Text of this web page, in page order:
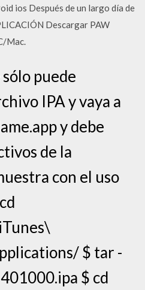
ios Después de un largo día de
Descargar PAW
Mac.
puede
IPA y vaya a
y debe
de la
con el uso
$ tar -
$ cd